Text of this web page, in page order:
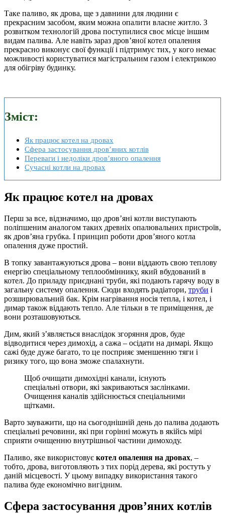
Таке паливо, як дрова, ще з давнини для людини є
прекрасним засобом, яким можна опалити власне житло. З
розвитком технологій дрова поступилися своє місце іншим
видам палива. Але навіть зараз дров’яної котел опалення
прекрасно виконує свої функції і підтримує тих, у кого немає
можливості користуватися магістральним газом і електрикою
для обігріву будинку.
Зміст:
Як працює котел на дровах
Сфера застосування дров’яних котлів
Переваги і недоліки дров’яного опалення
Сучасні котли на дровах
Як працює котел на дровах
Перш за все, відзначимо, що дров’яні котли виступають
поліпшеним аналогом таких древніх опалювальних пристроїв,
як дров’яна грубка. І принцип роботи дров’яного котла
опалення дуже простий.
В топку завантажуються дрова – вони віддають свою теплову
енергію спеціальному теплообміннику, який вбудований в
котел. До приладу приєднані труби, які подають гарячу воду в
загальну систему опалення. Сюди входять радіатори, труби і
розширювальний бак. Крім нагрівання носія тепла, і котел, і
димар також віддають тепло. Але тільки в те приміщення, де
вони розташовуються.
Дим, який з’являється внаслідок згоряння дров, буде
відводитися через димохід, а сажа – осідати на димарі. Якщо
сажі буде дуже багато, то це посприяє зменшенню тяги і
ризику того, що вона зможе спалахнути.
Щоб очищати димохідні канали, існують
спеціальні отвори, які закриваються заслінками.
Очищення каналів здійснюється спеціальними
щітками.
Варто зауважити, що на сьогоднішній день до палива додають
спеціальні речовини, які при горінні можуть в якійсь мірі
сприяти очищенню внутрішньої частини димоходу.
Паливо, яке використовує котел опалення на дровах, –
тобто, дрова, виготовляють з тих порід дерева, які ростуть у
даній місцевості. У цьому випадку використання такого
палива буде економічно вигідним.
Сфера застосування дров’яних котлів